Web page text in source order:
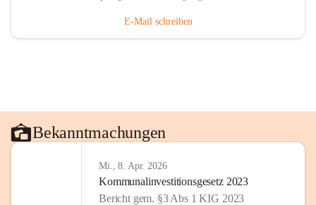
E-Mail schreiben
Bekanntmachungen
Mi., 8. Apr. 2026
Kommunalinvestitionsgesetz 2023
Bericht gem. §3 Abs 1 KIG 2023